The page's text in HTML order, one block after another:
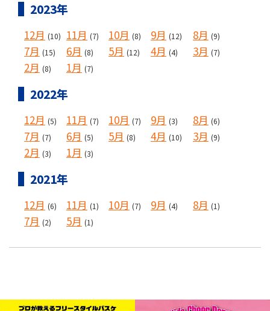
2023年
12月 (10) 11月 (7) 10月 (8) 9月 (12) 8月 (9)
7月 (15) 6月 (8) 5月 (12) 4月 (4) 3月 (7)
2月 (8) 1月 (7)
2022年
12月 (5) 11月 (7) 10月 (7) 9月 (3) 8月 (6)
7月 (7) 6月 (5) 5月 (8) 4月 (10) 3月 (9)
2月 (3) 1月 (3)
2021年
12月 (6) 11月 (1) 10月 (7) 9月 (4) 8月 (1)
7月 (2) 5月 (1)